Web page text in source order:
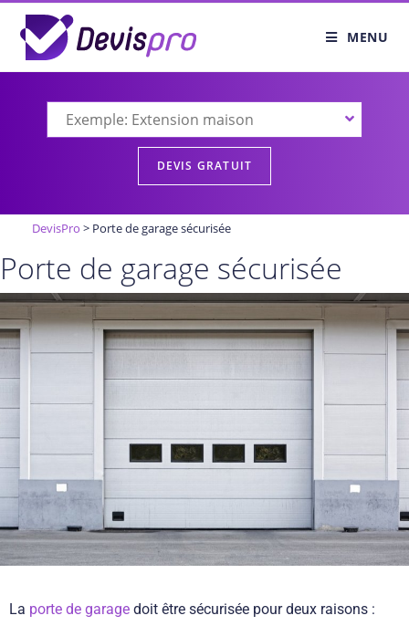
MENU
DevisPro > Porte de garage sécurisée
Porte de garage sécurisée
La porte de garage doit être sécurisée pour deux raisons :